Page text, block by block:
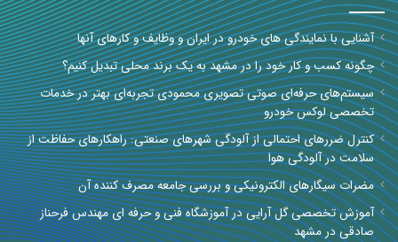
آشنایی با نمایندگی های خودرو در ایران و وظایف و کارهای آنها
چگونه کسب و کار خود را در مشهد به یک برند محلی تبدیل کنیم؟
سیستم‌های حرفه‌ای صوتی تصویری محمودی تجربه‌ای بهتر در خدمات
تخصصی لوکس خودرو
کنترل ضررهای احتمالی از آلودگی شهرهای صنعتی: راهکارهای حفاظت از
سلامت در آلودگی هوا
مضرات سیگارهای الکترونیکی و بررسی جامعه مصرف کننده آن
آموزش تخصصی گل آرایی در آموزشگاه فنی و حرفه ای مهندس فرحناز
صادقی در مشهد